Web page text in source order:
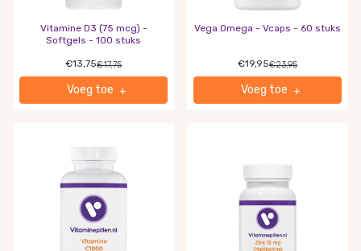
Vitamine D3 (75 mcg) -
Softgels - 100 stuks
€17,75
€13,75
+
Voeg toe
Vega Omega - Vcaps - 60 stuks
€23,95
€19,95
+
Voeg toe